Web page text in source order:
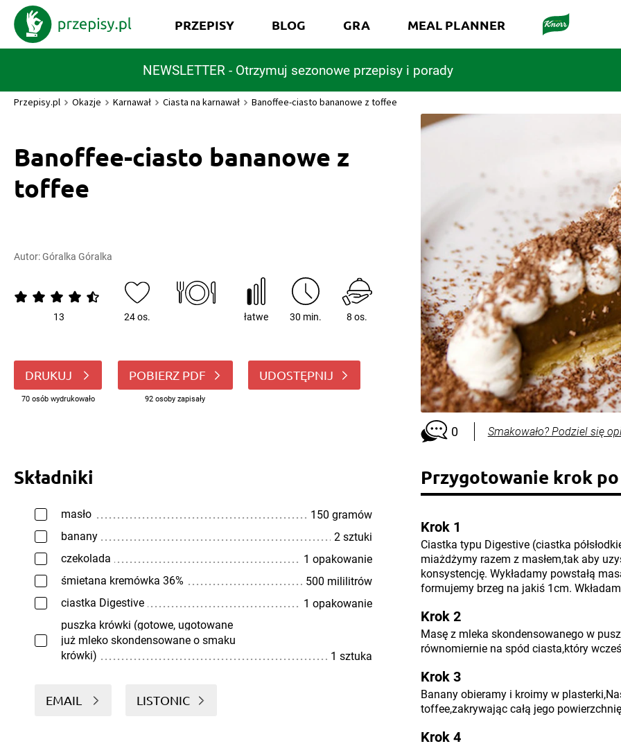
NEWSLETTER - Otrzymuj sezonowe przepisy i porady
PRZEPISY BLOG GRA MEAL PLANNER
Przepisy.pl Okazje Karnawał Ciasta na karnawał Banoffee-ciasto bananowe z toffee
Banoffee-ciasto bananowe z
toffee
Autor:Góralka Góralka
13 24 os. łatwe 30 min. 8 os.
DRUKUJ
70 osób wydrukowało
POBIERZ PDF
92 osoby zapisały
UDOSTĘPNIJ
0 Smakowało? Podziel się
Składniki
masło
150 gramów
banany
2 sztuki
czekolada
1 opakowanie
śmietana kremówka 36%
500 mililitrów
ciastka Digestive
1 opakowanie
puszka krówki (gotowe, ugotowane
już mleko skondensowane o smaku
krówki)
1 sztuka
EMAIL LISTONIC
Przygotowanie krok
Krok 1
Ciastka typu Digestive (ciastka
miażdżymy razem z masłem,tak aby
konsystencję. Wykładamy powstałą
formujemy brzeg na jakiś 1cm.
Krok 2
Masę z mleka skondensowanego w
równomiernie na spód ciasta,który
Krok 3
Banany obieramy i kroimy w
toffee,zakrywając całą jego
Krok 4